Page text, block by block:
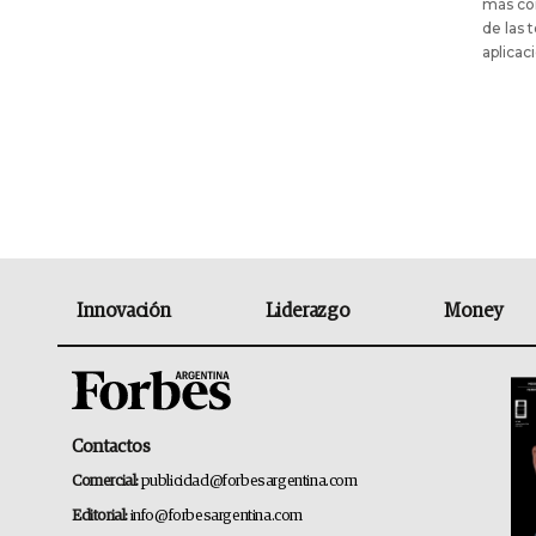
más
de las
Innovación Liderazgo Money
Contactos
Comercial:publicidad@forbesargentina.com
Editorial:info@forbesargentina.com